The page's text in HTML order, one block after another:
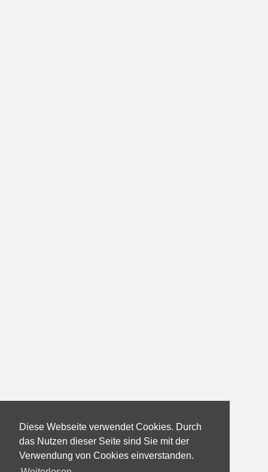
Diese Webseite verwendet Cookies. Durch
das Nutzen dieser Seite sind Sie mit der
Verwendung von Cookies einverstanden.